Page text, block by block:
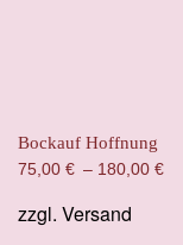
Bockauf Hoffnung
75,00 € – 180,00 €
zzgl. Versand